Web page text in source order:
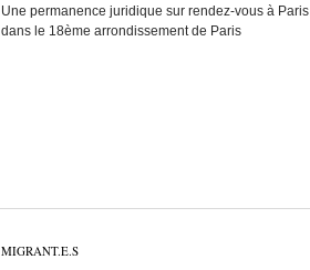
Une permanence juridique sur rendez-vous à Paris
dans le 18ème arrondissement de Paris
MIGRANT.E.S